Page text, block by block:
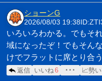
ショーンG
2026/08/03 19:38
いろいろわかる。でもそ
域になったぞ！でもそん
けでフラットに席とり合う
返信 いいね6 ･･･ 📈勢い